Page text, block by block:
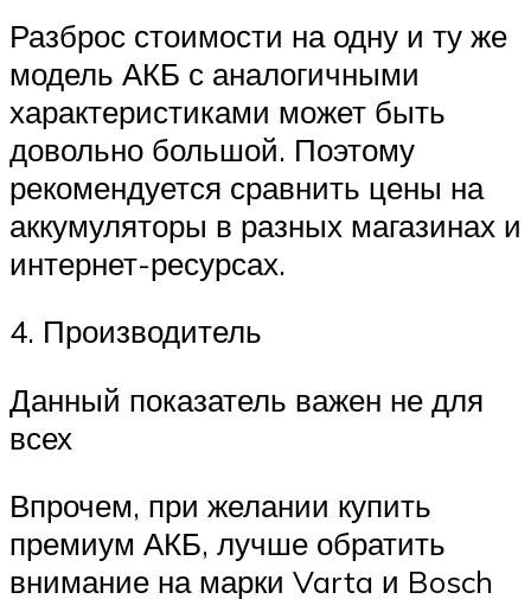
Разброс стоимости на одну и ту же
модель АКБ с аналогичными
характеристиками может быть
довольно большой. Поэтому
рекомендуется сравнить цены на
аккумуляторы в разных магазинах и
интернет-ресурсах.
4. Производитель
Данный показатель важен не для
всех
Впрочем, при желании купить
премиум АКБ, лучше обратить
внимание на марки Varta и Bosch